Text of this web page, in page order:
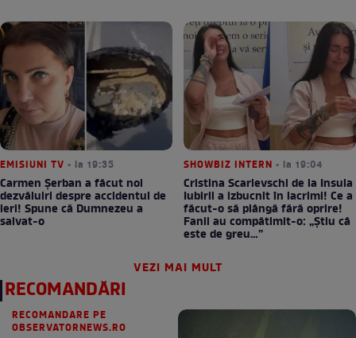
EMISIUNI TV • la 19:35
Carmen Șerban a făcut noi
dezvăluiri despre accidentul de
ieri! Spune că Dumnezeu a
salvat-o
SHOWBIZ INTERN • la 19:04
Cristina Scarlevschi de la Insula
Iubirii a izbucnit în lacrimi! Ce a
făcut-o să plângă fără oprire!
Fanii au compătimit-o: „Știu câ
este de greu…”
VEZI MAI MULT
RECOMANDĂRI
RECOMANDARE PE
OBSERVATORNEWS.RO